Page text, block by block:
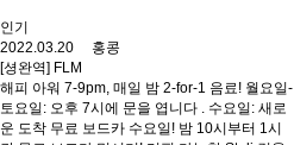
인기
2022.03.20 홍콩
[셩완역] FLM
해피 아워 7-9pm, 매일 밤 2-for-1 음료! 월요일-
토요일: 오후 7시에 문을 엽니다 . 수요일: 새로
운 도착 무료 보드카 수요일! 밤 10시부터 1시